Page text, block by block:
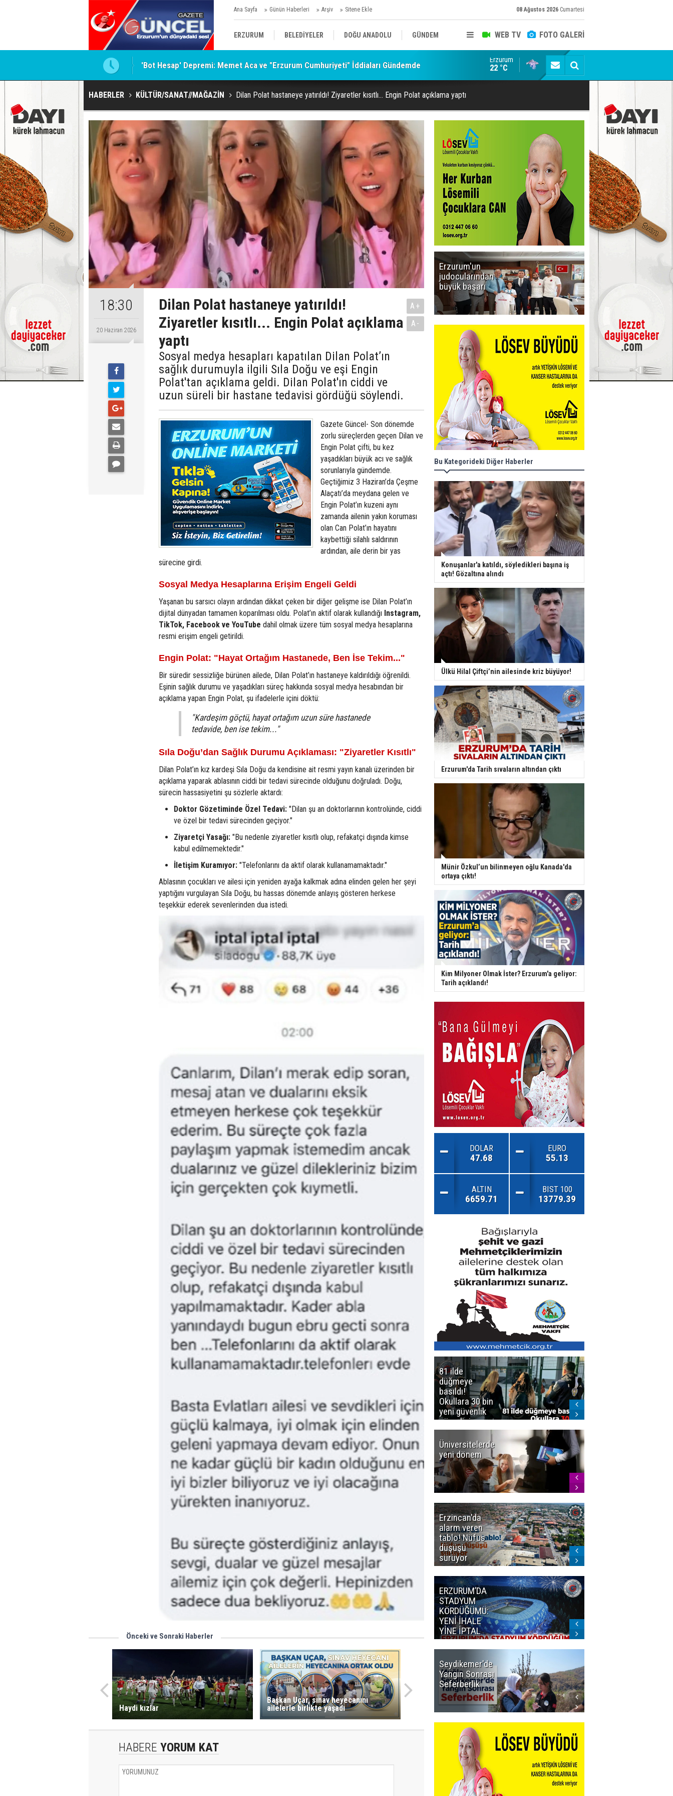
Ana Sayfa Günün Haberleri Arşiv Sitene Ekle 08 Ağustos 2026 Cumartesi
WEB TV FOTO GALERİ
ERZURUM BELEDİYELER DOĞU ANADOLU GÜNDEM
SİYASET AFAD/ SAVAŞ SPOR
KÜLTÜR/SANAT//MAĞAZİN BODRUM
'Bot Hesap' Depremi: Memet Aca ve "Erzurum Cumhuriyeti" İddiaları Gündemde Bala İkra'ya el uzatma zamanı: Sen de umut ol...
Erzurum
22 °C
HABERLER KÜLTÜR/SANAT//MAĞAZİN Dilan Polat hastaneye yatırıldı! Ziyaretler kısıtlı... Engin Polat açıklama yaptı
18:30
20 Haziran 2026
Dilan Polat hastaneye yatırıldı!
Ziyaretler kısıtlı... Engin Polat açıklama
yaptı
Sosyal medya hesapları kapatılan Dilan Polat’ın
sağlık durumuyla ilgili Sıla Doğu ve eşi Engin
Polat'tan açıklama geldi. Dilan Polat'ın ciddi ve
uzun süreli bir hastane tedavisi gördüğü söylendi.
A+
A-
Gazete Güncel- Son dönemde
zorlu süreçlerden geçen Dilan ve
Engin Polat çifti, bu kez
yaşadıkları büyük acı ve sağlık
sorunlarıyla gündemde.
Geçtiğimiz 3 Haziran’da Çeşme
Alaçatı’da meydana gelen ve
Engin Polat’ın kuzeni aynı
zamanda ailenin yakın koruması
olan Can Polat’ın hayatını
kaybettiği silahlı saldırının
ardından, aile derin bir yas
sürecine girdi.
Sosyal Medya Hesaplarına Erişim Engeli Geldi
Yaşanan bu sarsıcı olayın ardından dikkat çeken bir diğer gelişme ise Dilan Polat’ın
dijital dünyadan tamamen koparılması oldu. Polat’ın aktif olarak kullandığı Instagram,
TikTok, Facebook ve YouTube dahil olmak üzere tüm sosyal medya hesaplarına
resmi erişim engeli getirildi.
Engin Polat: "Hayat Ortağım Hastanede, Ben İse Tekim..."
Bir süredir sessizliğe bürünen ailede, Dilan Polat’ın hastaneye kaldırıldığı öğrenildi.
Eşinin sağlık durumu ve yaşadıkları süreç hakkında sosyal medya hesabından bir
açıklama yapan Engin Polat, şu ifadelerle içini döktü:
"Kardeşim göçtü, hayat ortağım uzun süre hastanede
tedavide, ben ise tekim..."
Sıla Doğu’dan Sağlık Durumu Açıklaması: "Ziyaretler Kısıtlı"
Dilan Polat’ın kız kardeşi Sıla Doğu da kendisine ait resmi yayın kanalı üzerinden bir
açıklama yaparak ablasının ciddi bir tedavi sürecinde olduğunu doğruladı. Doğu,
sürecin hassasiyetini şu sözlerle aktardı:
Doktor Gözetiminde Özel Tedavi: "Dilan şu an doktorlarının kontrolünde, ciddi
ve özel bir tedavi sürecinden geçiyor."
Ziyaretçi Yasağı: "Bu nedenle ziyaretler kısıtlı olup, refakatçi dışında kimse
kabul edilmemektedir."
İletişim Kuramıyor: "Telefonlarını da aktif olarak kullanamamaktadır."
Ablasının çocukları ve ailesi için yeniden ayağa kalkmak adına elinden gelen her şeyi
yaptığını vurgulayan Sıla Doğu, bu hassas dönemde anlayış gösteren herkese
teşekkür ederek sevenlerinden dua istedi.
Önceki ve Sonraki Haberler
Haydi kızlar
Başkan Uçar, sınav heyecanını
ailelerle birlikte yaşadı
HABERE YORUM KAT
Erzurum'un
judocularından
büyük başarı
Bu Kategorideki Diğer Haberler
Konuşanlar'a katıldı, söyledikleri başına iş
açtı! Gözaltına alındı
Ülkü Hilal Çiftçi’nin ailesinde kriz büyüyor!
Erzurum'da Tarih sıvaların altından çıktı
Münir Özkul’un bilinmeyen oğlu Kanada'da
ortaya çıktı!
Kim Milyoner Olmak İster? Erzurum'a geliyor:
Tarih açıklandı!
DOLAR
47.68
EURO
55.13
ALTIN
6659.71
BIST 100
13779.39
81 ilde
düğmeye
basıldı!
Okullara 30 bin
yeni güvenlik
görevlisi
Üniversitelerde
yeni dönem
Erzincan'da
alarm veren
tablo! Nüfus
düşüşü
sürüyor
ERZURUM’DA
STADYUM
KÖRDÜĞÜMÜ:
YENİ İHALE
YİNE İPTAL
Seydikemer'de
Yangın Sonrası
Seferberlik